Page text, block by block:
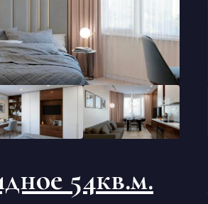
54кв.м.